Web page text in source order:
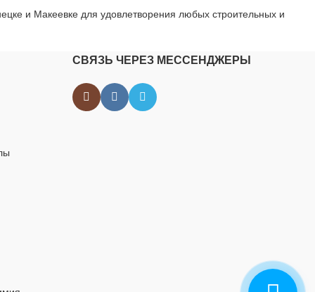
и Макеевке для удовлетворения любых строительных и
СВЯЗЬ ЧЕРЕЗ МЕССЕНДЖЕРЫ